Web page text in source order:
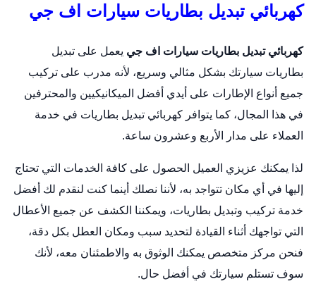
كهربائي تبديل بطاريات سيارات اف جي
كهربائي تبديل بطاريات سيارات اف جي يعمل على تبديل
بطاريات سيارتك بشكل مثالي وسريع، لأنه مدرب على تركيب
جميع أنواع الإطارات على أيدي أفضل الميكانيكيين والمحترفين
في هذا المجال، كما يتوافر كهربائي تبديل بطاريات في خدمة
العملاء على مدار الأربع وعشرون ساعة.
لذا يمكنك عزيزي العميل الحصول على كافة الخدمات التي تحتاج
إليها في أي مكان تتواجد به، لأننا نصلك أينما كنت لنقدم لك أفضل
خدمة تركيب وتبديل بطاريات، ويمكننا الكشف عن جميع الأعطال
التي تواجهك أثناء القيادة لتحديد سبب ومكان العطل بكل دقة،
فنحن مركز متخصص يمكنك الوثوق به والاطمئنان معه، لأنك
سوف تستلم سيارتك في أفضل حال.